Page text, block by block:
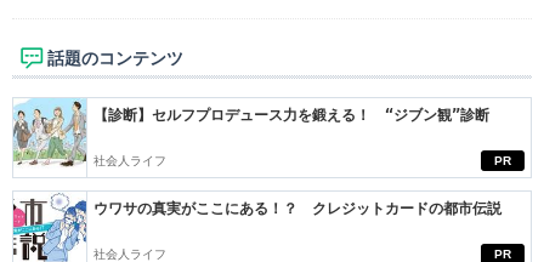
話題のコンテンツ
PR
【診断】セルフプロデュース力を鍛える！ “ジブン観”診断
社会人ライフ
PR
ウワサの真実がここにある！？ クレジットカードの都市伝説
社会人ライフ